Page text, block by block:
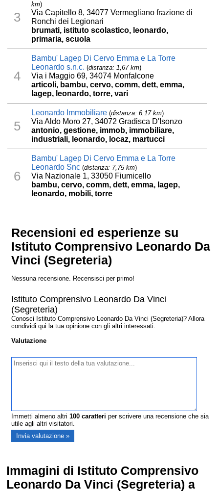
3
km)
Via Capitello 8, 34077 Vermegliano frazione di
Ronchi dei Legionari
brumati, istituto scolastico, leonardo,
primaria, scuola
4
Bambu' Lagep Di Cervo Emma e La Torre
Leonardo s.n.c. (distanza: 1,67 km)
Via i Maggio 69, 34074 Monfalcone
articoli, bambu, cervo, comm, dett, emma,
lagep, leonardo, torre, vari
5
Leonardo Immobiliare (distanza: 6,17 km)
Via Aldo Moro 27, 34072 Gradisca D'Isonzo
antonio, gestione, immob, immobiliare,
industriali, leonardo, locaz, martucci
6
Bambu' Lagep Di Cervo Emma e La Torre
Leonardo Snc (distanza: 7,75 km)
Via Nazionale 1, 33050 Fiumicello
bambu, cervo, comm, dett, emma, lagep,
leonardo, mobili, torre
Recensioni ed esperienze su
Istituto Comprensivo Leonardo Da
Vinci (Segreteria)
Nessuna recensione. Recensisci per primo!
Istituto Comprensivo Leonardo Da Vinci
(Segreteria)
Conosci Istituto Comprensivo Leonardo Da Vinci (Segreteria)? Allora
condividi qui la tua opinione con gli altri interessati.
Valutazione
Immetti almeno altri100 caratteri per scrivere una recensione che sia
utile agli altri visitatori.
Immagini di Istituto Comprensivo
Leonardo Da Vinci (Segreteria) a